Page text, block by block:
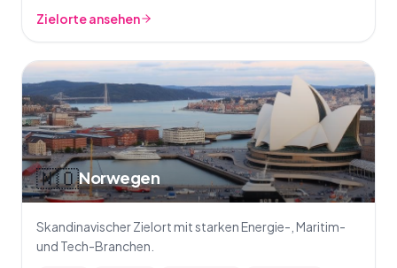
Zielorte ansehen
🇳🇴Norwegen
Skandinavischer Zielort mit starken Energie-, Maritim-
und Tech-Branchen.